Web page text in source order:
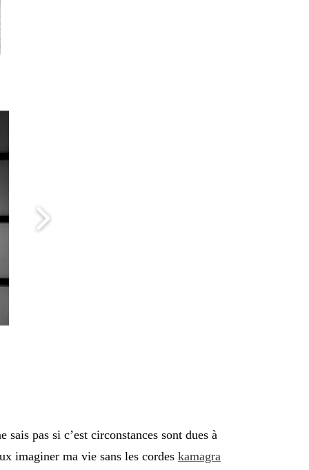
pas si c’est circonstances sont dues à
imaginer ma vie sans les cordes kamagra